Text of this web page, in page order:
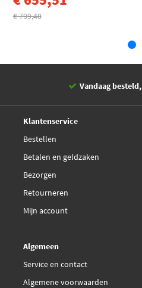
Volvo 97340 / 97341
€ 799,40
Vandaag besteld,
Klantenservice
Bestellen
Betalen en geldzaken
Bezorgen
Retourneren
Mijn account
Algemeen
Service en contact
Algemene voorwaarden